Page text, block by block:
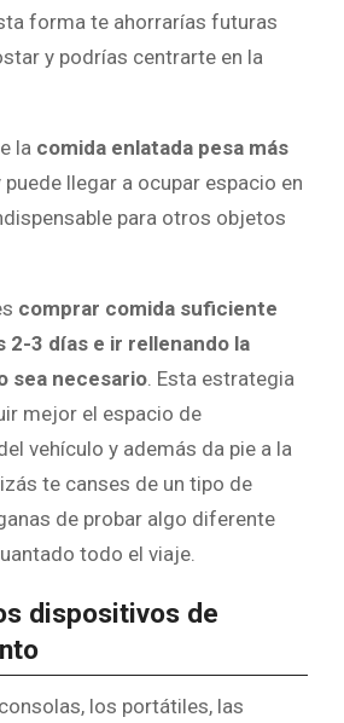
forma te ahorrarías futuras
y podrías centrarte en la
la comida enlatada pesa más
puede llegar a ocupar espacio en
para otros objetos
comprar comida suficiente
2-3 días e ir rellenando la
sea necesario . Esta estrategia
mejor el espacio de
vehículo y además da pie a la
te canses de un tipo de
de probar algo diferente
todo el viaje.
dispositivos de
los portátiles, las